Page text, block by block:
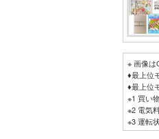
※ 画像は
♦最上位
♦最上位
※1 買い
※2 電気
※3 運転
※4 ミス